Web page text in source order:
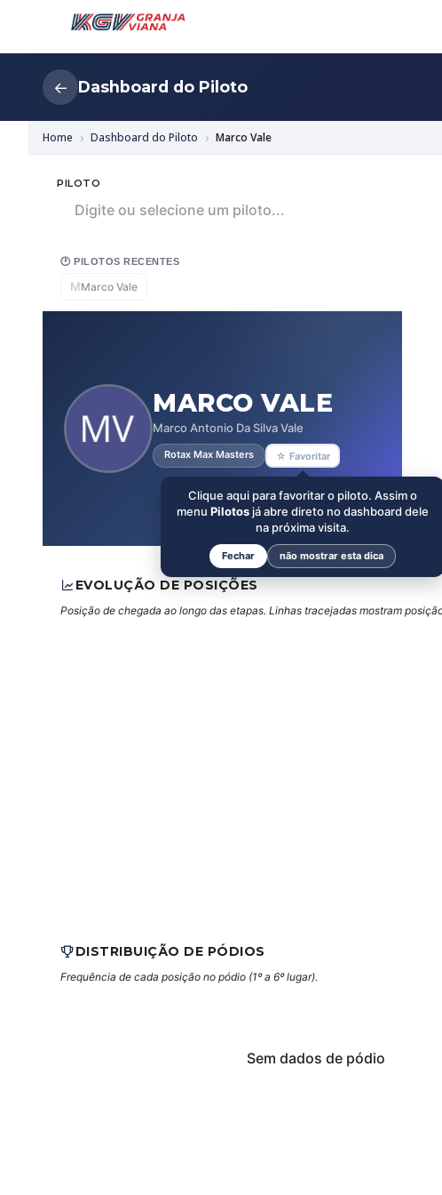
← Dashboard do Piloto
Home Dashboard do Piloto Marco Vale
PILOTO
Digite ou selecione um piloto...
🕐 PILOTOS RECENTES
MMarco Vale
MARCO VALE
Marco Antonio Da Silva Vale
Rotax Max Masters ☆ Favoritar
EVOLUÇÃO DE POSIÇÕES
Posição de chegada ao longo das etapas. Linhas tracejadas mostram
DISTRIBUIÇÃO DE PÓDIOS
Frequência de cada posição no pódio (1º a 6º lugar).
Sem dados de pódio
Clique aqui para favoritar o piloto. Assim o
menu Pilotos já abre direto no dashboard dele
na próxima visita.
Fechar não mostrar esta dica